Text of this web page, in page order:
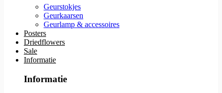
Geurstokjes
Geurkaarsen
Geurlamp & accessoires
Posters
Driedflowers
Sale
Informatie
Informatie